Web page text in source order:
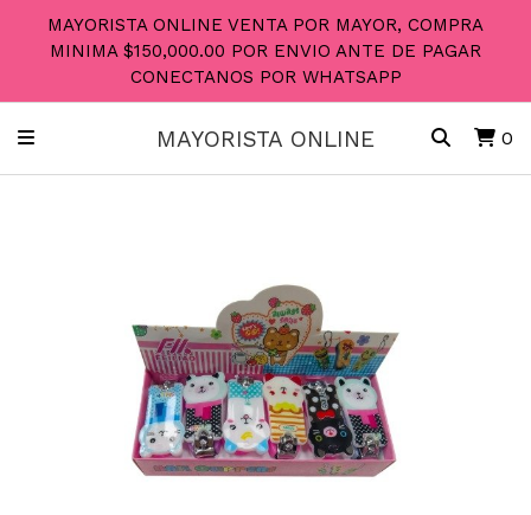
MAYORISTA ONLINE VENTA POR MAYOR, COMPRA
MINIMA $150,000.00 POR ENVIO ANTE DE PAGAR
CONECTANOS POR WHATSAPP
MAYORISTA ONLINE 0